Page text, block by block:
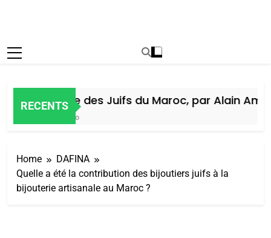
RECENTS
Histoire des Juifs du Maroc, par Alain Amiel
Home
DAFINA
Quelle a été la contribution des bijoutiers juifs à la
bijouterie artisanale au Maroc ?